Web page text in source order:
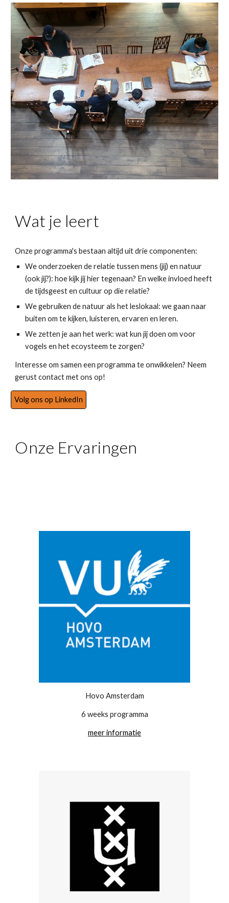
Wat je leert
Onze programma's bestaan altijd uit drie componenten:
We onderzoeken de relatie tussen mens (jij) en natuur
(ook jij?): hoe kijk jij hier tegenaan? En welke invloed heeft
de tijdsgeest en cultuur op die relatie?
We gebruiken de natuur als het leslokaal: we gaan naar
buiten om te kijken, luisteren, ervaren en leren.
We zetten je aan het werk: wat kun jij doen om voor
vogels en het ecoysteem te zorgen?
Interesse om samen een programma te onwikkelen? Neem
gerust contact met ons op!
Volg ons op LinkedIn
Onze Ervaringen
Hovo Amsterdam
6 weeks programma
meer informatie